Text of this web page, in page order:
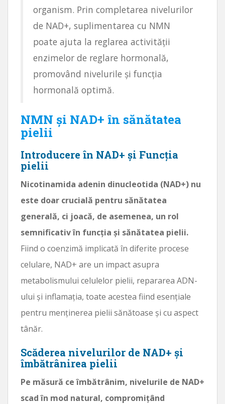
organism. Prin completarea nivelurilor
de NAD+, suplimentarea cu NMN
poate ajuta la reglarea activității
enzimelor de reglare hormonală,
promovând nivelurile și funcția
hormonală optimă.
NMN și NAD+ în sănătatea
pielii
Introducere în NAD+ și Funcția
pielii
Nicotinamida adenin dinucleotida (NAD+) nu
este doar crucială pentru sănătatea
generală, ci joacă, de asemenea, un rol
semnificativ în funcția și sănătatea pielii.
Fiind o coenzimă implicată în diferite procese
celulare, NAD+ are un impact asupra
metabolismului celulelor pielii, repararea ADN-
ului și inflamația, toate acestea fiind esențiale
pentru menținerea pielii sănătoase și cu aspect
tânăr.
Scăderea nivelurilor de NAD+ și
îmbătrânirea pielii
Pe măsură ce îmbătrânim, nivelurile de NAD+
scad în mod natural, compromițând